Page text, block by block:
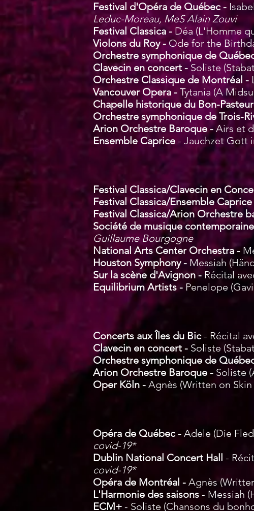
Festival d'Opéra de Québec -
Leduc-Moreau, MeS Alain Zouvi
Festival Classica - Déa (L'Homme
Violons du Roy -Ode for the
Orchestre symphonique de
Clavecin en concert - Soliste
Orchestre Classique de Montréal -
Vancouver Opera - Tytania (A
Chapelle historique du Bon-
Orchestre symphonique de Trois-
Arion Orchestre Baroque -Airs et
Ensemble Caprice - Jauchzet Gott
Festival Classica/Clavecin en
Festival Classica/Ensemble Caprice
Festival Classica/Arion Orchestre
Société de musique
Guillaume Bourgogne
National Arts Center Orchestra -
Houston Symphony - Messiah
Sur la scène d'Avignon -Récital
Equilibrium Artists - Penelope
Concerts aux Îles du Bic- Récital
Clavecin en concert - Soliste
Orchestre symphonique de
Arion Orchestre Baroque - Soliste
Oper Köln - Agnès (Written on
Opéra de Québec - Adele (Die
covid-19*
Dublin National Concert Hall -
covid-19*
Opéra de Montréal - Agnès
L'Harmonie des saisons - Messiah
ECM+ - Soliste (Chansons du